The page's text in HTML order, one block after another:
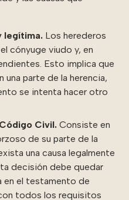
legítima. Los herederos
cónyuge viudo y, en
Esto implica que
parte de la herencia,
se intenta hacer otro
Civil. Consiste en
de su parte de la
una causa legalmente
decisión debe quedar
en el testamento de
todos los requisitos